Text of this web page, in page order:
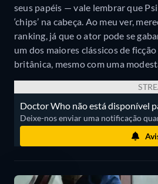
seus papéis — vale lembrar que
‘chips’ na cabeça. Ao meu ver,
ranking, já que o ator pode se
um dos maiores clássicos de
britânica, mesmo com uma
Doctor Who não está disponível
Deixe-nos enviar uma notificação